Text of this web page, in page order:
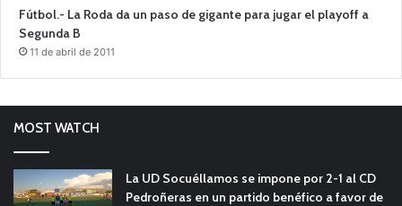
Fútbol.- La Roda da un paso de gigante para jugar el playoff a
Segunda B
11 de abril de 2011
MOST WATCH
La UD Socuéllamos se impone por 2-1 al CD
Pedroñeras en un partido benéfico a favor de